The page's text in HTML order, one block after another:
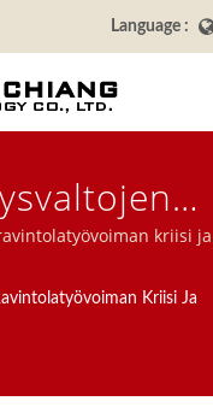
Baari
kriisi ja
ravintoloiden
lukien ruoan
Kriisi Ja